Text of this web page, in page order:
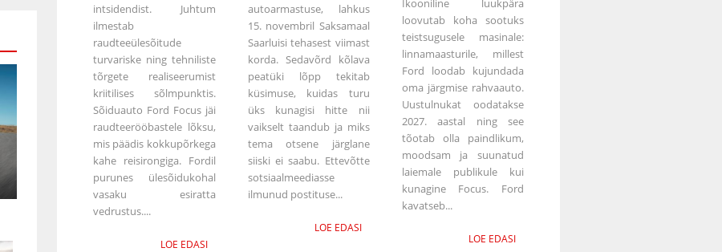
intsidendist. Juhtum
ilmestab
raudteeülesõitude
turvariske ning tehniliste
tõrgete realiseerumist
kriitilises sõlmpunktis.
Sõiduauto Ford Focus jäi
raudteerööbastele lõksu,
mis päädis kokkupõrkega
kahe reisirongiga. Fordil
purunes ülesõidukohal
vasaku esiratta
vedrustus....
LOE EDASI
autoarmastuse, lahkus
15. novembril Saksamaal
Saarluisi tehasest viimast
korda. Sedavõrd kõlava
peatüki lõpp tekitab
küsimuse, kuidas turu
üks kunagisi hitte nii
vaikselt taandub ja miks
tema otsene järglane
siiski ei saabu. Ettevõtte
sotsiaalmeediasse
ilmunud postituse...
LOE EDASI
Ikooniline luukpära
loovutab koha sootuks
teistsugusele masinale:
linnamaasturile, millest
Ford loodab kujundada
oma järgmise rahvaauto.
Uustulnukat oodatakse
2027. aastal ning see
tõotab olla paindlikum,
moodsam ja suunatud
laiemale publikule kui
kunagine Focus. Ford
kavatseb...
LOE EDASI